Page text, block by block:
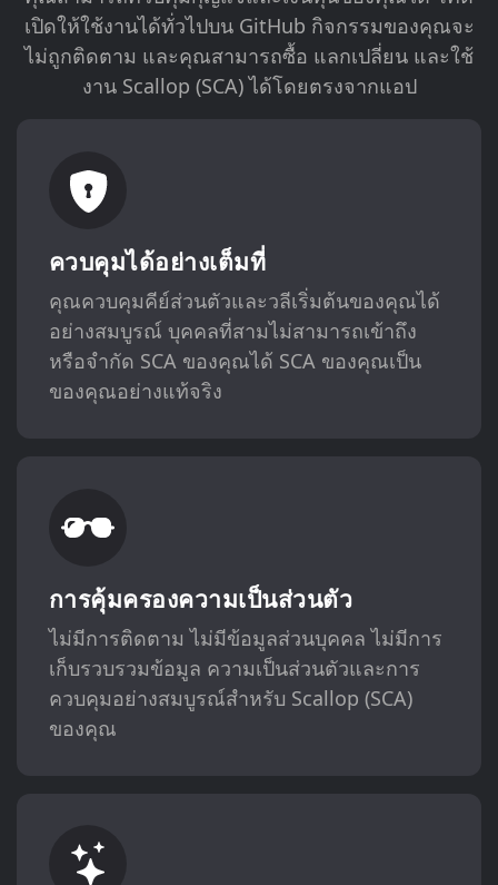
เปิดให้ใช้งานได้ทั่วไปบน GitHub กิจกรรมของคุณจะ
ไม่ถูกติดตาม และคุณสามารถซื้อ แลกเปลี่ยน และใช้
งาน Scallop (SCA) ได้โดยตรงจากแอป
ควบคุมได้อย่างเต็มที่
คุณควบคุมคีย์ส่วนตัวและวลีเริ่มต้นของคุณได้
อย่างสมบูรณ์ บุคคลที่สามไม่สามารถเข้าถึง
หรือจำกัด SCA ของคุณได้ SCA ของคุณเป็น
ของคุณอย่างแท้จริง
การคุ้มครองความเป็นส่วนตัว
ไม่มีการติดตาม ไม่มีข้อมูลส่วนบุคคล ไม่มีการ
เก็บรวบรวมข้อมูล ความเป็นส่วนตัวและการ
ควบคุมอย่างสมบูรณ์สำหรับ Scallop (SCA)
ของคุณ